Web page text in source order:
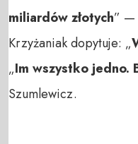
miliardów złotych” —
Krzyżaniak dopytuje: „
„Im wszystko jedno.
Szumlewicz.